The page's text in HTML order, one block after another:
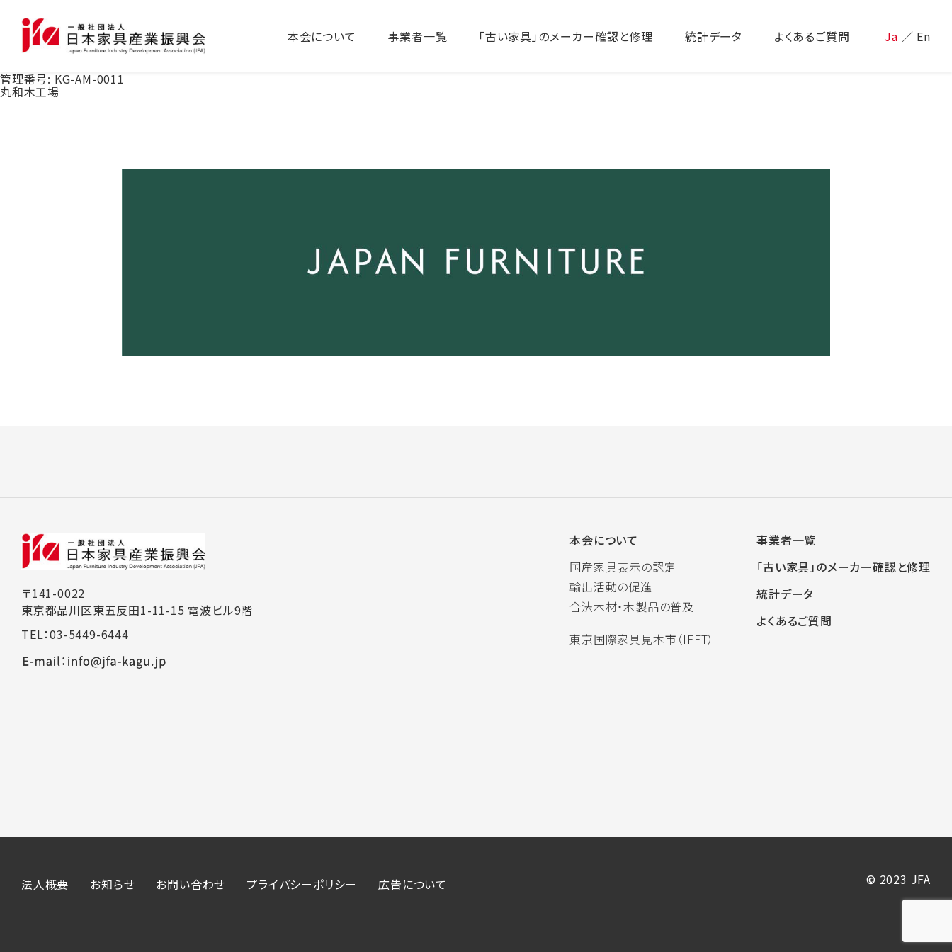
本会について 事業者一覧 「古い家具」のメーカー確認と修理 統計データ よくあるご質問 Ja ／ En
管理番号: KG-AM-0011
丸和木工場
〒141-0022
東京都品川区東五反田1-11-15 電波ビル9階
TEL：03-5449-6444
本会について
国産家具表示の認定
輸出活動の促進
合法木材・木製品の普及
東京国際家具見本市（IFFT）
事業者一覧
「古い家具」のメーカー確認と修理
統計データ
よくあるご質問
法人概要 お知らせ お問い合わせ プライバシーポリシー 広告について © 2023 JFA